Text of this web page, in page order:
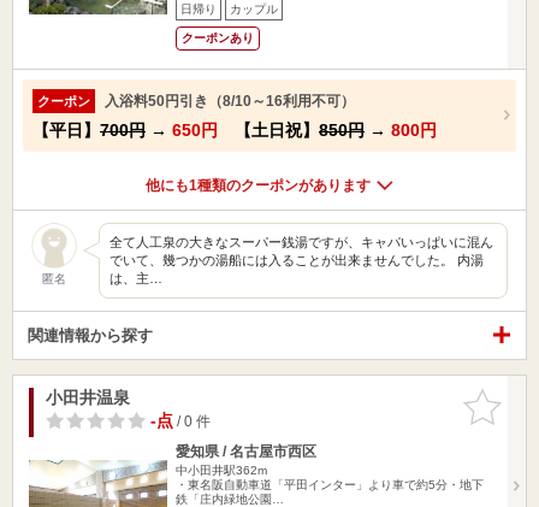
日帰り カップル
クーポンあり
クーポン 入浴料50円引き（8/10～16利用不可）
【平日】 700円 → 650円 【土日祝】 850円 → 800円
他にも1種類のクーポンがあります
匿名
全て人工泉の大きなスーパー銭湯ですが、キャパいっぱいに混ん
でいて、幾つかの湯船には入ることが出来ませんでした。 内湯
は、主…
関連情報から探す
お気に入
りに追加
小田井温泉
-点/ 0 件
愛知県 / 名古屋市西区
中小田井駅362m
・東名阪自動車道「平田インター」より車で約5分・地下
鉄「庄内緑地公園…